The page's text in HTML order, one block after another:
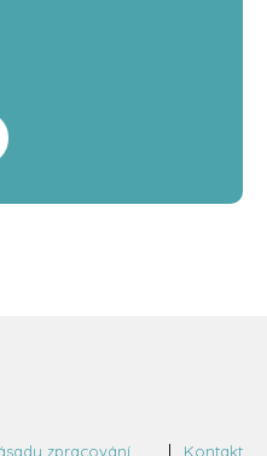
zpracování Kontakt